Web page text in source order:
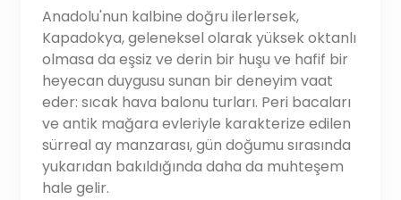
Anadolu'nun kalbine doğru ilerlersek,
Kapadokya, geleneksel olarak yüksek oktanlı
olmasa da eşsiz ve derin bir huşu ve hafif bir
heyecan duygusu sunan bir deneyim vaat
eder: sıcak hava balonu turları. Peri bacaları
ve antik mağara evleriyle karakterize edilen
sürreal ay manzarası, gün doğumu sırasında
yukarıdan bakıldığında daha da muhteşem
hale gelir.